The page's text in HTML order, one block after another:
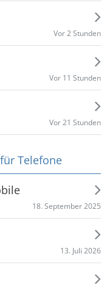
Vor 2 Stunden
Vor 11 Stunden
Vor 21 Stunden
Telefone
18. September 2025
13. Juli 2026